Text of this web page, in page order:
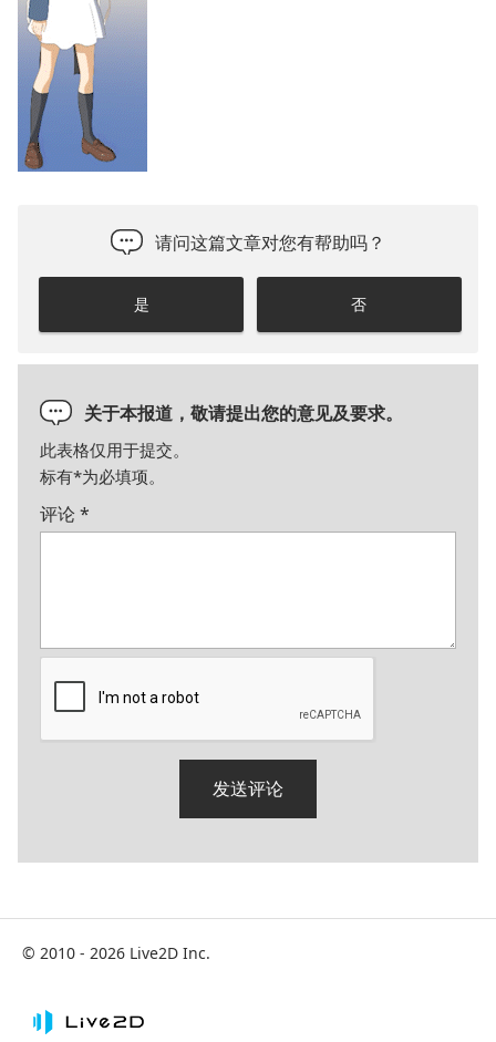
请问这篇文章对您有帮助吗？
是 否
关于本报道，敬请提出您的意见及要求。
此表格仅用于提交。
标有*为必填项。
评论*
© 2010 - 2026 Live2D Inc.